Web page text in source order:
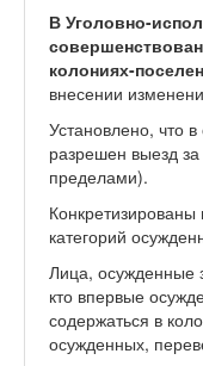
В Уголовно-
колониях-
внесении
Установлено, что
разрешен выезд
пределами).
категорий
Лица, осужденные
кто впервые
содержаться в
осужденных,